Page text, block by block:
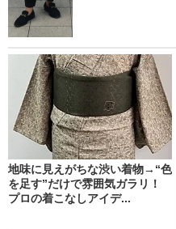
地味に見えがちな渋い着物→“色
を足す”だけで雰囲気ガラリ！
プロの着こなしアイデ...